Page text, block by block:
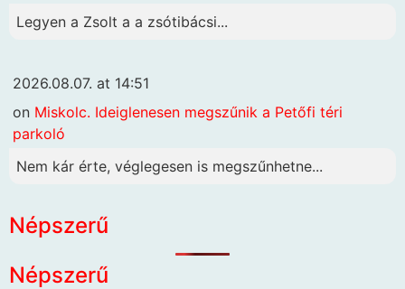
Legyen a Zsolt a a zsótibácsi...
2026.08.07. at 14:51
on Miskolc. Ideiglenesen megszűnik a Petőfi téri
parkoló
Nem kár érte, véglegesen is megszűnhetne...
Népszerű
Népszerű